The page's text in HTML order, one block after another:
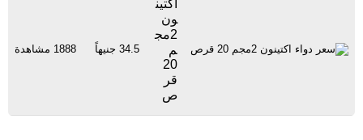
اكتين
ون
2مج
م
20
قر
ص
34.5 جنيهاً 1888 مشاهدة